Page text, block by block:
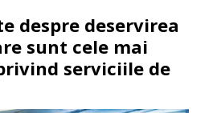
despre deservirea
sunt cele mai
serviciile de